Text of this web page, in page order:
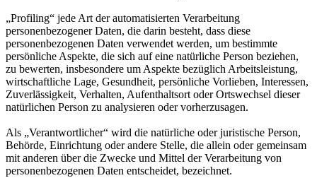
„Profiling“ jede Art der automatisierten Verarbeitung
personenbezogener Daten, die darin besteht, dass diese
personenbezogenen Daten verwendet werden, um bestimmte
persönliche Aspekte, die sich auf eine natürliche Person beziehen,
zu bewerten, insbesondere um Aspekte bezüglich Arbeitsleistung,
wirtschaftliche Lage, Gesundheit, persönliche Vorlieben, Interessen,
Zuverlässigkeit, Verhalten, Aufenthaltsort oder Ortswechsel dieser
natürlichen Person zu analysieren oder vorherzusagen.
Als „Verantwortlicher“ wird die natürliche oder juristische Person,
Behörde, Einrichtung oder andere Stelle, die allein oder gemeinsam
mit anderen über die Zwecke und Mittel der Verarbeitung von
personenbezogenen Daten entscheidet, bezeichnet.